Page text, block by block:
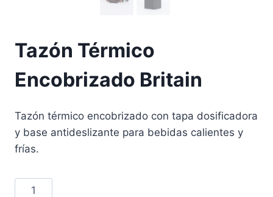
Tazón Térmico
Encobrizado Britain
Tazón térmico encobrizado con tapa dosificadora
y base antideslizante para bebidas calientes y
frías.